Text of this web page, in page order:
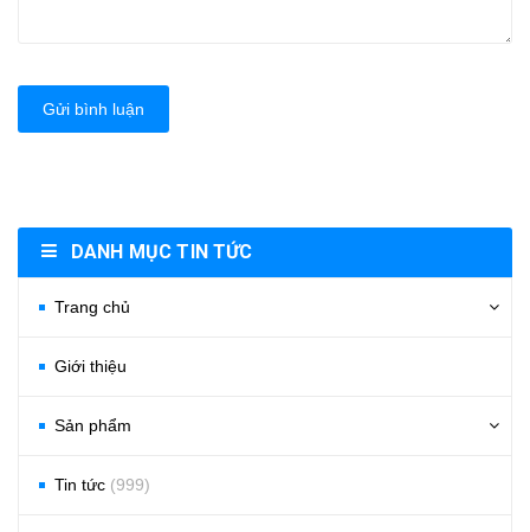
Gửi bình luận
DANH MỤC TIN TỨC
Trang chủ
Giới thiệu
Sản phẩm
Tin tức (999)